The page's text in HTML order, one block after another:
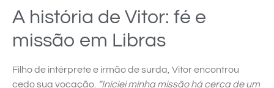
A história de Vitor: fé e
missão em Libras
Filho de intérprete e irmão de surda, Vitor encontrou
cedo sua vocação. “Iniciei minha missão há cerca de um